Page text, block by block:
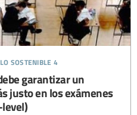
sostenible 4
garantizar un
justo en los exámenes